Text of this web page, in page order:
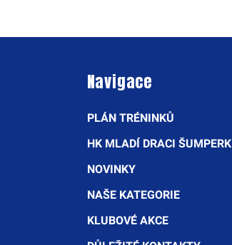
Navigace
PLÁN TRÉNINKŮ
HK MLADÍ DRACI ŠUMPERK
NOVINKY
NAŠE KATEGORIE
KLUBOVÉ AKCE